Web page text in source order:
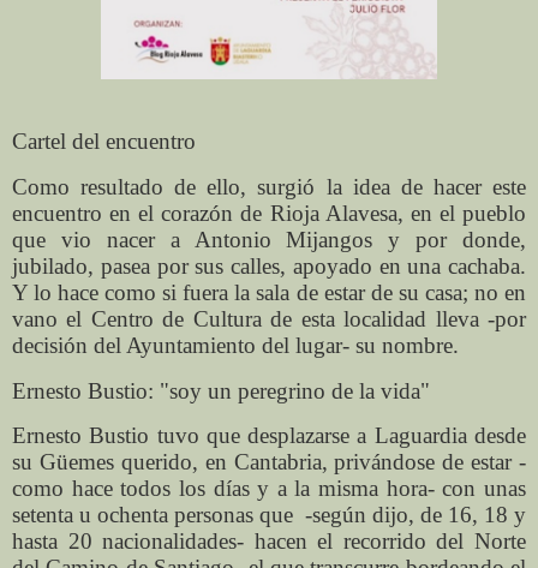
Cartel del encuentro
Como resultado de ello, surgió la idea de hacer este
encuentro en el corazón de Rioja Alavesa, en el pueblo
que vio nacer a Antonio Mijangos y por donde,
jubilado, pasea por sus calles, apoyado en una cachaba.
Y lo hace como si fuera la sala de estar de su casa; no en
vano el Centro de Cultura de esta localidad lleva -por
decisión del Ayuntamiento del lugar- su nombre.
Ernesto Bustio: "soy un peregrino de la vida"
Ernesto Bustio tuvo que desplazarse a Laguardia desde
su Güemes querido, en Cantabria, privándose de estar -
como hace todos los días y a la misma hora- con unas
setenta u ochenta personas que -según dijo, de 16, 18 y
hasta 20 nacionalidades- hacen el recorrido del Norte